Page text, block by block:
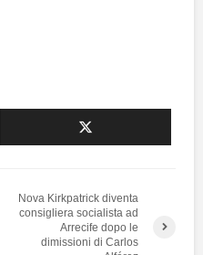
Nova Kirkpatrick diventa
consigliera socialista ad
Arrecife dopo le
dimissioni di Carlos